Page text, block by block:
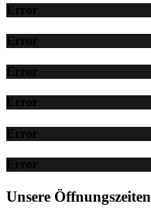
Error
Error
Error
Error
Error
Error
Unsere Öffnungszeiten